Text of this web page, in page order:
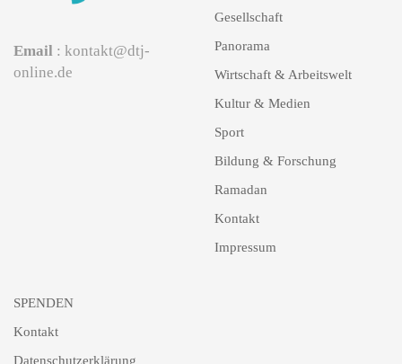
Email : kontakt@dtj-
online.de
Gesellschaft
Panorama
Wirtschaft & Arbeitswelt
Kultur & Medien
Sport
Bildung & Forschung
Ramadan
Kontakt
Impressum
SPENDEN
Kontakt
Datenschutzerklärung